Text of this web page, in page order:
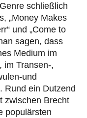
schließlich
„Money Makes
und „Come to
sagen, dass
Medium im
im Transen-,
und
Rund ein Dutzend
zwischen Brecht
populärsten